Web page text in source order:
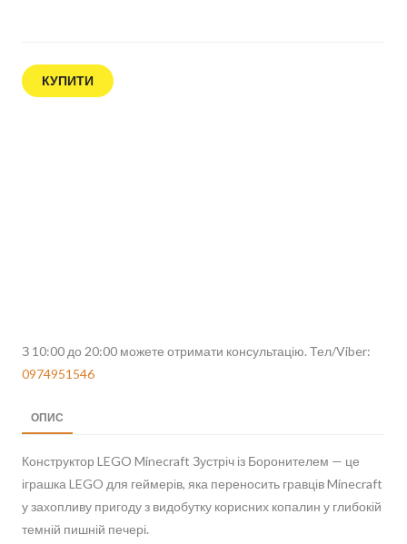
КУПИТИ
З 10:00 до 20:00 можете отримати консультацію. Тел/Viber:
0974951546
ОПИС
Конструктор LEGO Minecraft Зустріч із Боронителем — це
іграшка LEGO для геймерів, яка переносить гравців Minecraft
у захопливу пригоду з видобутку корисних копалин у глибокій
темній пишній печері.